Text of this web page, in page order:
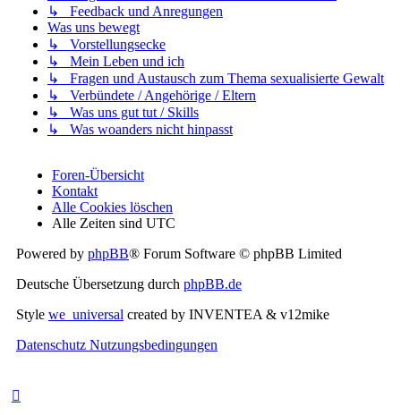
↳ Feedback und Anregungen
Was uns bewegt
↳ Vorstellungsecke
↳ Mein Leben und ich
↳ Fragen und Austausch zum Thema sexualisierte Gewalt
↳ Verbündete / Angehörige / Eltern
↳ Was uns gut tut / Skills
↳ Was woanders nicht hinpasst
Foren-Übersicht
Kontakt
Alle Cookies löschen
Alle Zeiten sind UTC
Powered by phpBB® Forum Software © phpBB Limited
Deutsche Übersetzung durch phpBB.de
Style we_universal created by INVENTEA & v12mike
Datenschutz Nutzungsbedingungen